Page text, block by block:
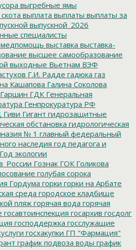
выгребные ямы
выплата выплаты выплаты за
выпускной_2026
специалисты
выставка выставка-
высшее самообразование
выходные Вьетнам ВЭФ
Г.И. Радде гадюка газ
Кашапова Галина Соколова
Гаршин ГДК Генеральная
Генпрокуратура РФ
Гиви Гигант гидрозащитные
обстановка гидрологическая
№ 1 главный федеральный
наследия год педагога и
Год экологии
Гознак ГОК Голикова
голубая сорока
Гордума горки горки на Арбате
среда городское кладбище
пляж горячая вода горячая
госавтоинспекция госархив госдолг
господдержка госслужащие
госхакупки ГП "Фармация"
график подвоза воды график